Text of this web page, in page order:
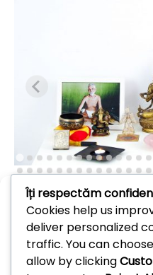
Pentru a oferi cea mai bună
cookie-uri, pentru a stoca și/
dispozitive. Consimțământul
Arhive
Arhive
Îți respectăm
Cookies help us
deliver personalized
traffic. You can
allow by clicking